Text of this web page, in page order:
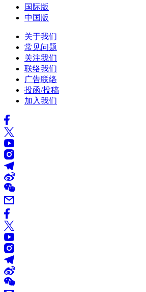
国际版
中国版
关于我们
常见问题
关注我们
联络我们
广告联络
投函/投稿
加入我们